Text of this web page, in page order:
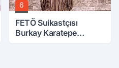
6
FETÖ Suikastçısı
Burkay Karatepe